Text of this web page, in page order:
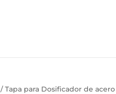
/ Tapa para Dosificador de acero